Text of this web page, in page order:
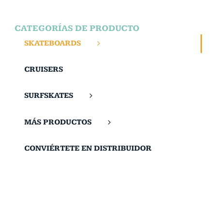
CATEGORÍAS DE PRODUCTO
SKATEBOARDS
CRUISERS
SURFSKATES
MÁS PRODUCTOS
CONVIÉRTETE EN DISTRIBUIDOR